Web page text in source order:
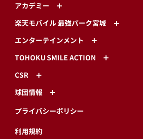
アカデミー
楽天モバイル 最強パーク宮城
エンターテインメント
TOHOKU SMILE ACTION
CSR
球団情報
プライバシーポリシー
利用規約